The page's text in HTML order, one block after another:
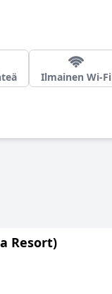
Ilmainen Wi-Fi
Resort)